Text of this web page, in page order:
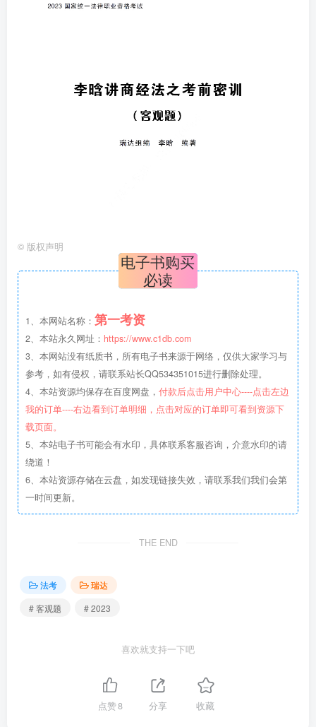
© 版权声明
电子书购买
必读
1、本网站名称： 第一考资
2、本站永久网址： https://www.c1db.com
3、本网站没有纸质书，所有电子书来源于网络，仅供大家学习与
参考，如有侵权，请联系站长QQ534351015进行删除处理。
4、本站资源均保存在百度网盘， 付款后点击用户中心----点击左边
我的订单----右边看到订单明细，点击对应的订单即可看到资源下
载页面。
5、本站电子书可能会有水印，具体联系客服咨询，介意水印的请
绕道！
6、本站资源存储在云盘，如发现链接失效，请联系我们我们会第
一时间更新。
THE END
法考
瑞达
# 客观题
# 2023
喜欢就支持一下吧
点赞8 分享 收藏